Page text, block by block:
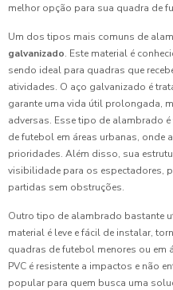
melhor opção para sua quadra de
Um dos tipos mais comuns de
galvanizado. Este material é
sendo ideal para quadras que
atividades. O aço galvanizado é
garante uma vida útil prolongada,
adversas. Esse tipo de alambrado
de futebol em áreas urbanas, onde
prioridades. Além disso, sua
visibilidade para os espectadores,
partidas sem obstruções.
Outro tipo de alambrado bastante
material é leve e fácil de instalar,
quadras de futebol menores ou em
PVC é resistente a impactos e não
popular para quem busca uma